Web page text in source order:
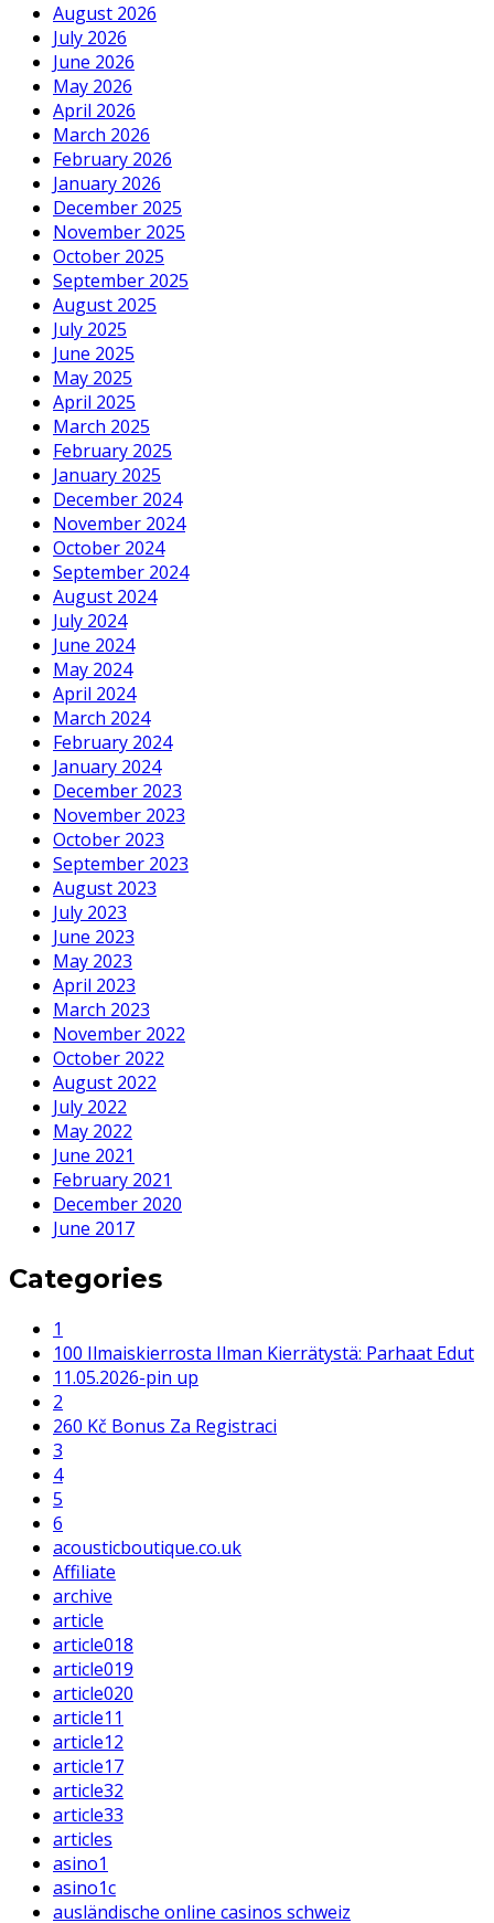
August 2026
July 2026
June 2026
May 2026
April 2026
March 2026
February 2026
January 2026
December 2025
November 2025
October 2025
September 2025
August 2025
July 2025
June 2025
May 2025
April 2025
March 2025
February 2025
January 2025
December 2024
November 2024
October 2024
September 2024
August 2024
July 2024
June 2024
May 2024
April 2024
March 2024
February 2024
January 2024
December 2023
November 2023
October 2023
September 2023
August 2023
July 2023
June 2023
May 2023
April 2023
March 2023
November 2022
October 2022
August 2022
July 2022
May 2022
June 2021
February 2021
December 2020
June 2017
Categories
1
100 Ilmaiskierrosta Ilman Kierrätystä: Parhaat Edut
11.05.2026-pin up
2
260 Kč Bonus Za Registraci
3
4
5
6
acousticboutique.co.uk
Affiliate
archive
article
article018
article019
article020
article11
article12
article17
article32
article33
articles
asino1
asino1c
ausländische online casinos schweiz